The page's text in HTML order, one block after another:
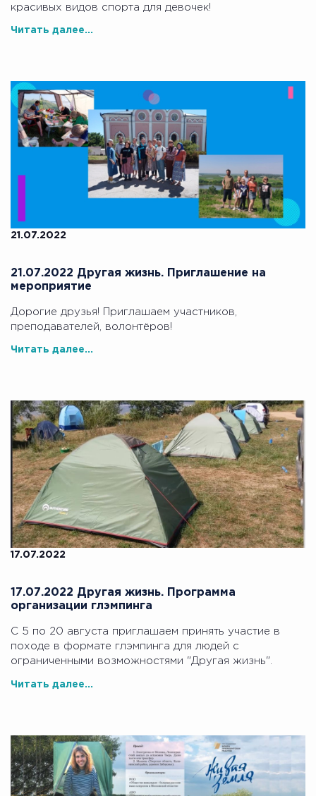
красивых видов спорта для девочек!
Читать далее...
21.07.2022
21.07.2022 Другая жизнь. Приглашение на
мероприятие
Дорогие друзья! Приглашаем участников,
преподавателей, волонтёров!
Читать далее...
17.07.2022
17.07.2022 Другая жизнь. Программа
организации глэмпинга
С 5 по 20 августа приглашаем принять участие в
походе в формате глэмпинга для людей с
ограниченными возможностями "Другая жизнь".
Читать далее...